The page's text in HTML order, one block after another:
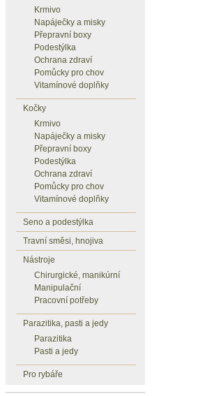
Krmivo
Napáječky a misky
Přepravní boxy
Podestýlka
Ochrana zdraví
Pomůcky pro chov
Vitamínové doplňky
Kočky
Krmivo
Napáječky a misky
Přepravní boxy
Podestýlka
Ochrana zdraví
Pomůcky pro chov
Vitamínové doplňky
Seno a podestýlka
Travní směsi, hnojiva
Nástroje
Chirurgické, manikúrní
Manipulační
Pracovní potřeby
Parazitika, pasti a jedy
Parazitika
Pasti a jedy
Pro rybáře